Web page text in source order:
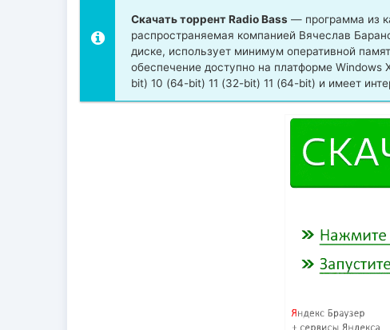
Скачать торрент Radio Bass — программа из
распространяемая компанией Вячеслав
диске, использует минимум оперативной
обеспечение доступно на платформе
bit) 10 (64-bit) 11 (32-bit) 11 (64-bit) и имеет